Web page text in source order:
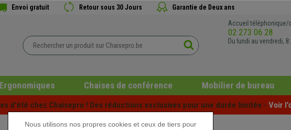
Envoi gratuit Retour sous 30 Jours Garantie de Deux ans
Accueil téléphonique/
02 273 06 28
Du lundi au vendredi,
Chaises de conférence Mobilier de bureau
d'été chez Chaisepro ! Des réductions exclusives pour une durée limitée - Voir
Nous utilisons nos propres cookies et ceux de tiers pour